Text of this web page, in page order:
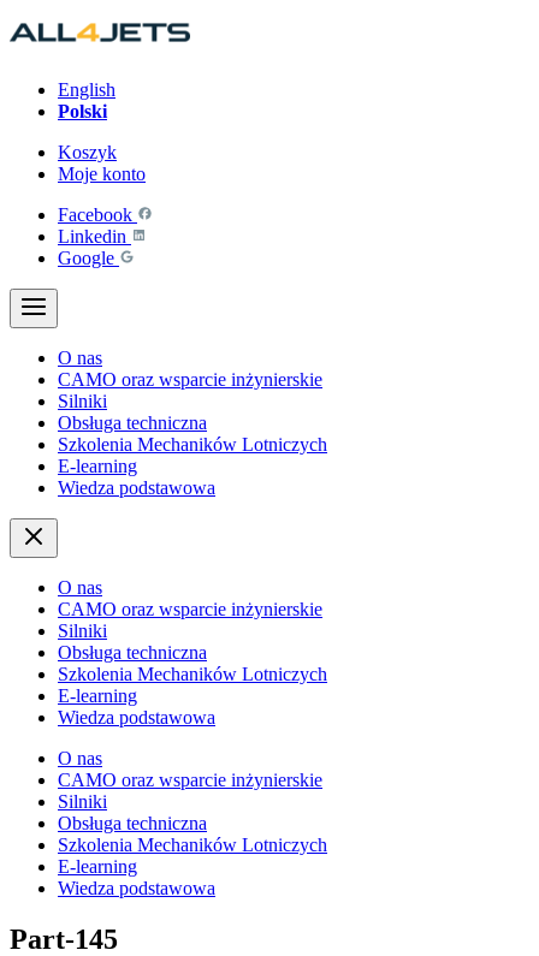
Przejdź
do
English
Polski
Koszyk
Moje konto
Facebook
Linkedin
Google
O nas
CAMO oraz wsparcie inżynierskie
Silniki
Obsługa techniczna
Szkolenia Mechaników Lotniczych
E-learning
Wiedza podstawowa
O nas
CAMO oraz wsparcie inżynierskie
Silniki
Obsługa techniczna
Szkolenia Mechaników Lotniczych
E-learning
Wiedza podstawowa
O nas
CAMO oraz wsparcie inżynierskie
Silniki
Obsługa techniczna
Szkolenia Mechaników Lotniczych
E-learning
Wiedza podstawowa
Part-145